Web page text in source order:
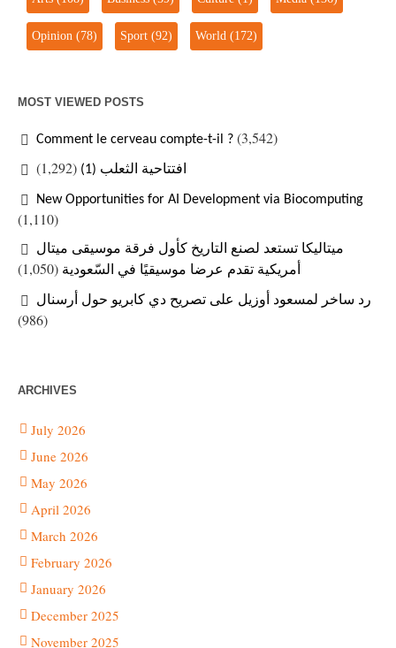
Opinion (78) Sport (92) World (172)
MOST VIEWED POSTS
Comment le cerveau compte-t-il ? (3,542)
افتتاحية الثعلب (1) (1,292)
New Opportunities for AI Development via Biocomputing
(1,110)
ميتاليكا تستعد لصنع التاريخ كأول فرقة موسيقى ميتال
أمريكية تقدم عرضا موسيقيًا في السّعودية (1,050)
رد ساخر لمسعود أوزيل على تصريح دي كابريو حول أرسنال
(986)
ARCHIVES
July 2026
June 2026
May 2026
April 2026
March 2026
February 2026
January 2026
December 2025
November 2025